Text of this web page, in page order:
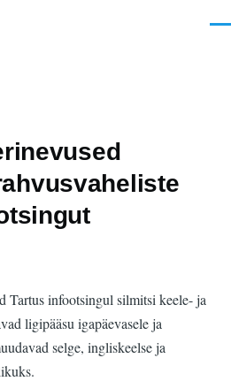
Tartus infootsingul silmitsi keele- ja
ligipääsu igapäevasele ja
selge, ingliskeelse ja